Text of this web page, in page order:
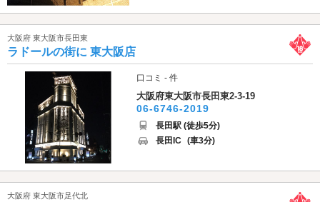
大阪府 東大阪市長田東
ラドールの街に 東大阪店
口コミ - 件
大阪府東大阪市長田東2-3-19
06-6746-2019
長田駅 (徒歩5分)
長田IC (車3分)
大阪府 東大阪市足代北